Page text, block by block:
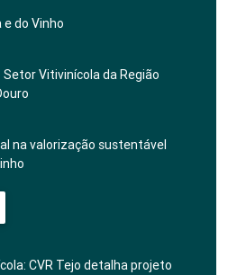
do Vinho
Setor Vitivinícola da Região
na valorização sustentável
CVR Tejo detalha projeto